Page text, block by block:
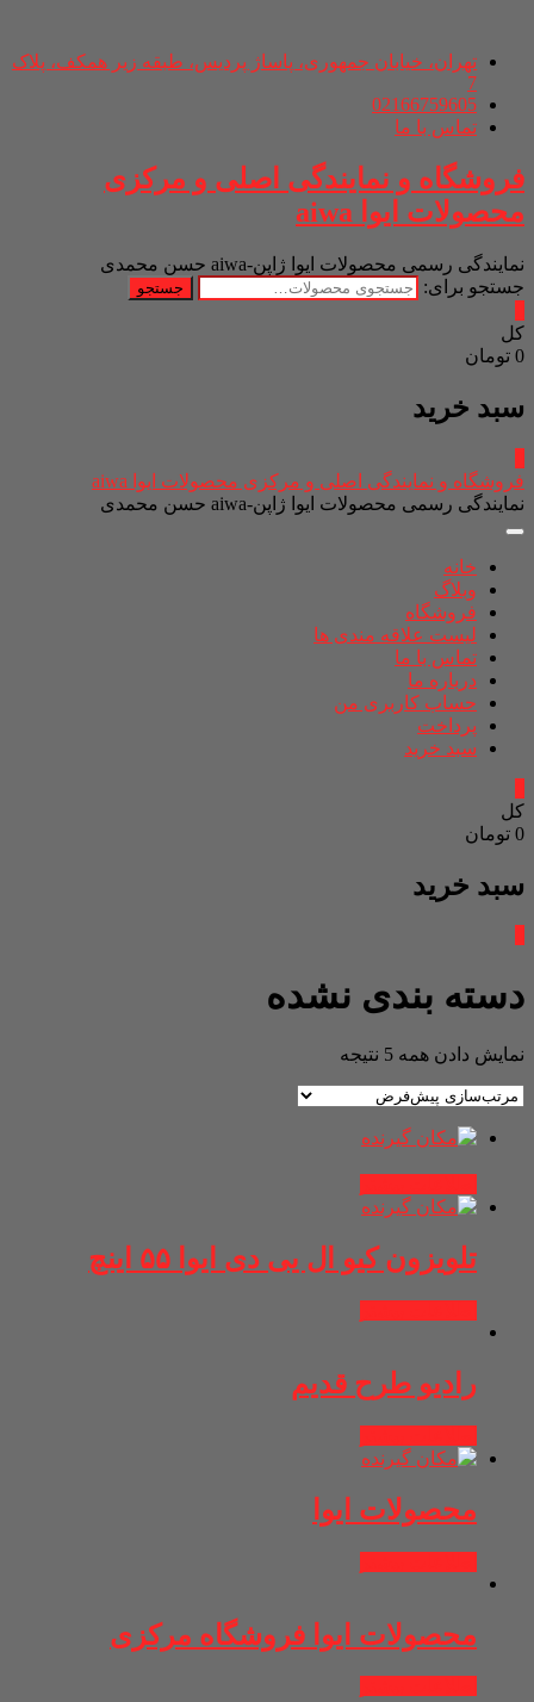
تهران، خیابان جمهوری، پاساژ پردیس، طبقه زیر همکف، پلاک
7
02166759605
تماس با ما
فروشگاه و نمایندگی اصلی و مرکزی
محصولات ایوا aiwa
نمایندگی رسمی محصولات ایوا ژاپن-aiwa حسن محمدی
جستجو برای:
جستجو
کل
0 تومان
سبد خرید
فروشگاه و نمایندگی اصلی و مرکزی محصولات ایوا aiwa
نمایندگی رسمی محصولات ایوا ژاپن-aiwa حسن محمدی
خانه
وبلاگ
فروشگاه
لیست علاقه مندی ها
تماس با ما
درباره ما
حساب کاربری من
پرداخت
سبد خرید
کل
0 تومان
سبد خرید
دسته بندی نشده
نمایش دادن همه 5 نتیجه
تلویزون کیو ال یی دی ایوا ۵۵ اینچ
رادیو طرح قدیم
محصولات ایوا
محصولات ایوا فروشگاه مرکزی